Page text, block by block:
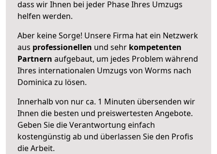
dass wir Ihnen bei jeder Phase Ihres Umzugs
helfen werden.
Aber keine Sorge! Unsere Firma hat ein Netzwerk
aus professionellen und sehr kompetenten
Partnern aufgebaut, um jedes Problem während
Ihres internationalen Umzugs von Worms nach
Dominica zu lösen.
Innerhalb von nur ca. 1 Minuten übersenden wir
Ihnen die besten und preiswertesten Angebote.
Geben Sie die Verantwortung einfach
kostengünstig ab und überlassen Sie den Profis
die Arbeit.